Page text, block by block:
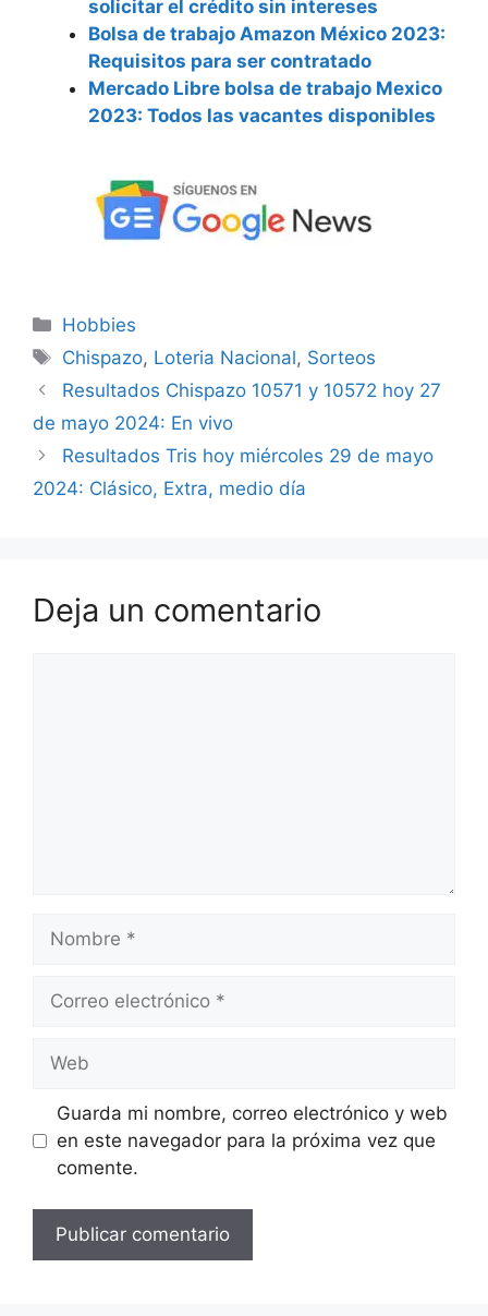
solicitar el crédito sin intereses
Bolsa de trabajo Amazon México 2023:
Requisitos para ser contratado
Mercado Libre bolsa de trabajo Mexico
2023: Todos las vacantes disponibles
Categorías
Hobbies
Etiquetas
Chispazo, Loteria Nacional, Sorteos
Resultados Chispazo 10571 y 10572 hoy 27
de mayo 2024: En vivo
Resultados Tris hoy miércoles 29 de mayo
2024: Clásico, Extra, medio día
Deja un comentario
electrónico
Guarda mi nombre, correo electrónico y web
en este navegador para la próxima vez que
comente.